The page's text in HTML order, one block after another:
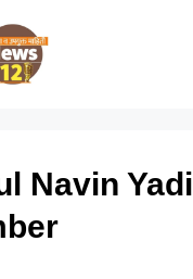
Navin Yadi